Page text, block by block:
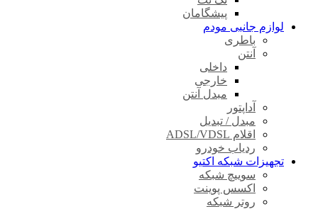
پیشگامان
لوازم جانبی مودم
باطری
آنتن
داخلی
خارجی
مبدل آنتن
آداپتور
مبدل / تبدیل
اقلام ADSL/VDSL
ردیاب خودرو
تجهیزات شبکه اکتیو
سوییچ شبکه
اکسس پوینت
روتر شبکه